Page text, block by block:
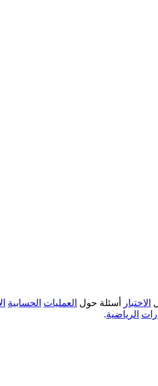
الاختبار أسئلة حول العمليات الحسابية
الرياضية.